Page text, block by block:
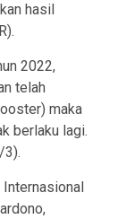
hasil
2022,
telah
maka
berlaku lagi.
3).